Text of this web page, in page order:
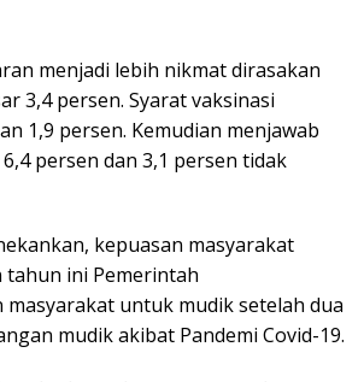
menjadi lebih nikmat dirasakan
3,4 persen. Syarat vaksinasi
1,9 persen. Kemudian menjawab
persen dan 3,1 persen tidak
kepuasan masyarakat
ini Pemerintah
untuk mudik setelah dua
mudik akibat Pandemi Covid-19.